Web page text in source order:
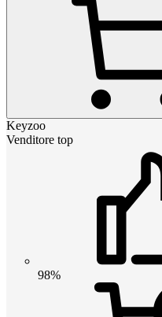
Keyzoo
Venditore top
98%